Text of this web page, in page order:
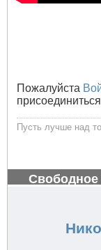
Пожалуйста
Пусть лучше над